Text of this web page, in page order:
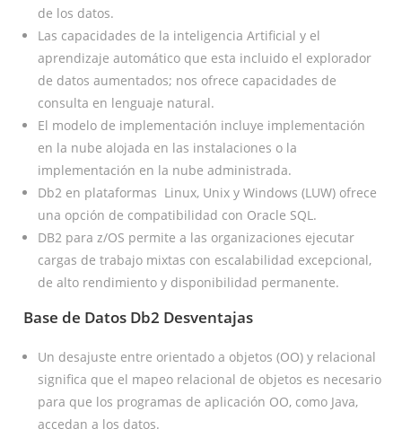
de los datos.
Las capacidades de la inteligencia Artificial y el
aprendizaje automático que esta incluido el explorador
de datos aumentados; nos ofrece capacidades de
consulta en lenguaje natural.
El modelo de implementación incluye implementación
en la nube alojada en las instalaciones o la
implementación en la nube administrada.
Db2 en plataformas Linux, Unix y Windows (LUW) ofrece
una opción de compatibilidad con Oracle SQL.
DB2 para z/OS permite a las organizaciones ejecutar
cargas de trabajo mixtas con escalabilidad excepcional,
de alto rendimiento y disponibilidad permanente.
Base de Datos Db2 Desventajas
Un desajuste entre orientado a objetos (OO) y relacional
significa que el mapeo relacional de objetos es necesario
para que los programas de aplicación OO, como Java,
accedan a los datos.